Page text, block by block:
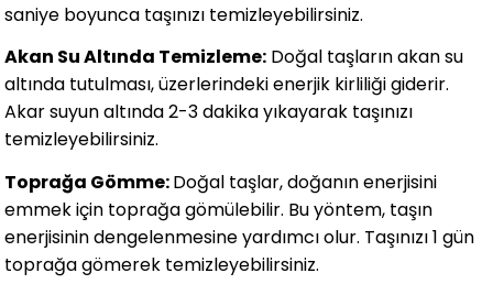
saniye boyunca taşınızı temizleyebilirsiniz.
Akan Su Altında Temizleme: Doğal taşların akan su
altında tutulması, üzerlerindeki enerjik kirliliği giderir.
Akar suyun altında 2-3 dakika yıkayarak taşınızı
temizleyebilirsiniz.
Toprağa Gömme:Doğal taşlar, doğanın enerjisini
emmek için toprağa gömülebilir. Bu yöntem, taşın
enerjisinin dengelenmesine yardımcı olur. Taşınızı 1 gün
toprağa gömerek temizleyebilirsiniz.